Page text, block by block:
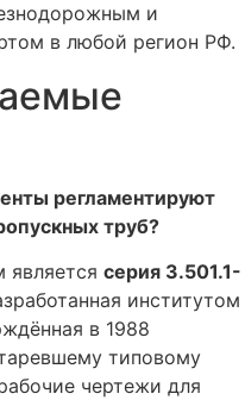
и
в любой регион РФ.
регламентируют
труб?
является серия 3.501.1-
институтом
в 1988
типовому
чертежи для